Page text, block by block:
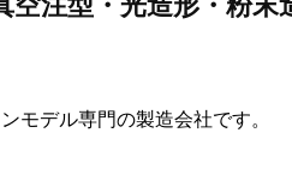
モデル専門の製造会社です。